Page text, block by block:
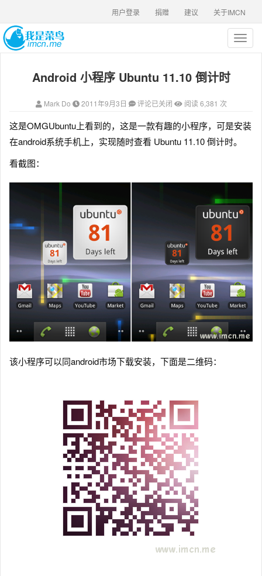
关于IMCN
建议
捐赠
用户登录
T
o
a
v
t
o
n
Android 小程序 Ubuntu 11.10 倒计时
Mark Do 2011年9月3日 评论已关闭 阅读 6,381 次
这是OMGUbuntu上看到的，这是一款有趣的小程序， 可是安装
在android系统手机上，实现随时查看 Ubuntu 11.10 倒计时。
看截图：
该小程序可以同android市场下载安装，下面是二维码：